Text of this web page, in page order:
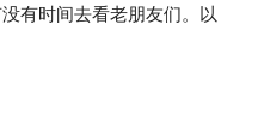
有时间去看老朋友们。以